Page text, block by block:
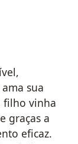
sua
filho vinha
graças a
eficaz.